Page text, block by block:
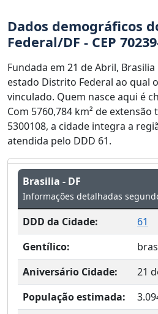
Dados demográficos
Federal/DF - CEP
Fundada em 21 de Abril,
estado Distrito Federal ao qual
vinculado. Quem nasce aqui é
Com 5760,784 km² de
5300108, a cidade integra a
atendida pelo DDD 61.
Brasilia - DF
Informações detalhadas
DDD da Cidade:
61
Gentílico:
Aniversário Cidade:
21
População estimada: